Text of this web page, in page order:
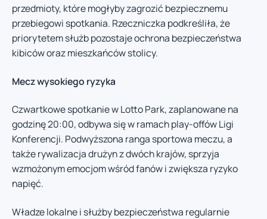
przedmioty, które mogłyby zagrozić bezpiecznemu
przebiegowi spotkania. Rzeczniczka podkreśliła, że
priorytetem służb pozostaje ochrona bezpieczeństwa
kibiców oraz mieszkańców stolicy.
Mecz wysokiego ryzyka
Czwartkowe spotkanie w Lotto Park, zaplanowane na
godzinę 20:00, odbywa się w ramach play-offów Ligi
Konferencji. Podwyższona ranga sportowa meczu, a
także rywalizacja drużyn z dwóch krajów, sprzyja
wzmożonym emocjom wśród fanów i zwiększa ryzyko
napięć.
Władze lokalne i służby bezpieczeństwa regularnie